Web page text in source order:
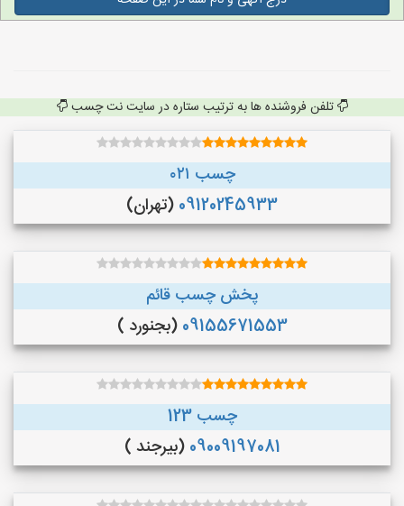
تلفن فروشنده ها به ترتیب ستاره در سایت نت چسب
چسب ۰۲۱
09120245933 (تهران)
پخش چسب قائم
09155671553 (بجنورد )
چسب 123
09009197081 (بیرجند )